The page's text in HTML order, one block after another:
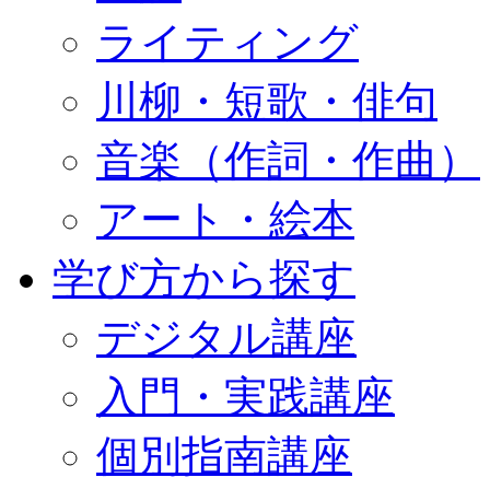
ライティング
川柳・短歌・俳句
音楽（作詞・作曲）
アート・絵本
学び方から探す
デジタル講座
入門・実践講座
個別指南講座